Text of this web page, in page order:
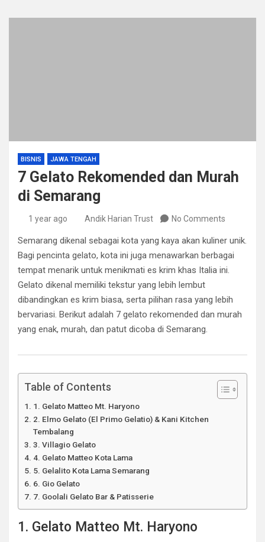
BISNIS JAWA TENGAH
7 Gelato Rekomended dan Murah
di Semarang
1 year ago Andik Harian Trust No Comments
Semarang dikenal sebagai kota yang kaya akan kuliner unik.
Bagi pencinta gelato, kota ini juga menawarkan berbagai
tempat menarik untuk menikmati es krim khas Italia ini.
Gelato dikenal memiliki tekstur yang lebih lembut
dibandingkan es krim biasa, serta pilihan rasa yang lebih
bervariasi. Berikut adalah 7 gelato rekomended dan murah
yang enak, murah, dan patut dicoba di Semarang.
Table of Contents
1. Gelato Matteo Mt. Haryono
2. Elmo Gelato (El Primo Gelatio) & Kani Kitchen
Tembalang
3. Villagio Gelato
4. Gelato Matteo Kota Lama
5. Gelalito Kota Lama Semarang
6. Gio Gelato
7. Goolali Gelato Bar & Patisserie
1. Gelato Matteo Mt. Haryono